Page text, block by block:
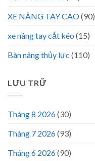
XE NÂNG TAY CAO(90)
xe nâng tay cắt kéo (15)
Bàn nâng thủy lực (110)
LƯU TRỮ
Tháng 8 2026(30)
Tháng 7 2026(93)
Tháng 6 2026(90)